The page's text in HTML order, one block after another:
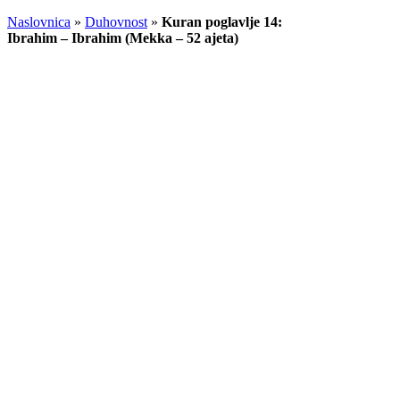
Naslovnica » Duhovnost » Kuran poglavlje 14:
Ibrahim – Ibrahim (Mekka – 52 ajeta)